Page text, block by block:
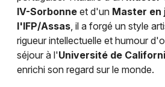
IV-Sorbonne et d'un Master en
l'IFP/Assas, il a forgé un style
rigueur intellectuelle et humour
séjour à l'Université de
enrichi son regard sur le monde.